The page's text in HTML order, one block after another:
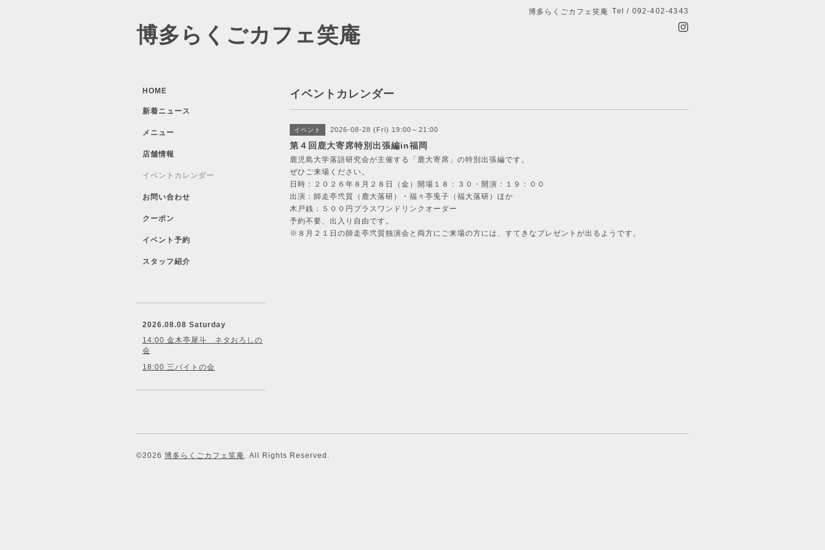
博多らくごカフェ笑庵 Tel / 092-402-4343
博多らくごカフェ笑庵
イベントカレンダー
イベント 2026-08-28 (Fri) 19:00～21:00
第４回鹿大寄席特別出張編in福岡
鹿児島大学落語研究会が主催する「鹿大寄席」の特別出張編です。
ぜひご来場ください。
日時：２０２６年８月２８日（金）開場１８：３０・開演：１９：００
出演：師走亭弐質（鹿大落研）・福々亭兎子（福大落研）ほか
木戸銭：５００円プラスワンドリンクオーダー
予約不要、出入り自由です。
※８月２１日の師走亭弐質独演会と両方にご来場の方には、すてきなプレゼントが出るようです。
HOME
新着ニュース
メニュー
店舗情報
イベントカレンダー
お問い合わせ
クーポン
イベント予約
スタッフ紹介
2026.08.08 Saturday
14:00 金木亭犀斗 ネタおろしの
会
18:00 三バイトの会
©2026 博多らくごカフェ笑庵. All Rights Reserved.